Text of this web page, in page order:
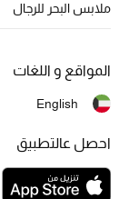
تسوقوا الأحذية
جميع مستحضرات
ملابس البحر للرجال
المواقع و اللغات
English
احصل عالتطبيق